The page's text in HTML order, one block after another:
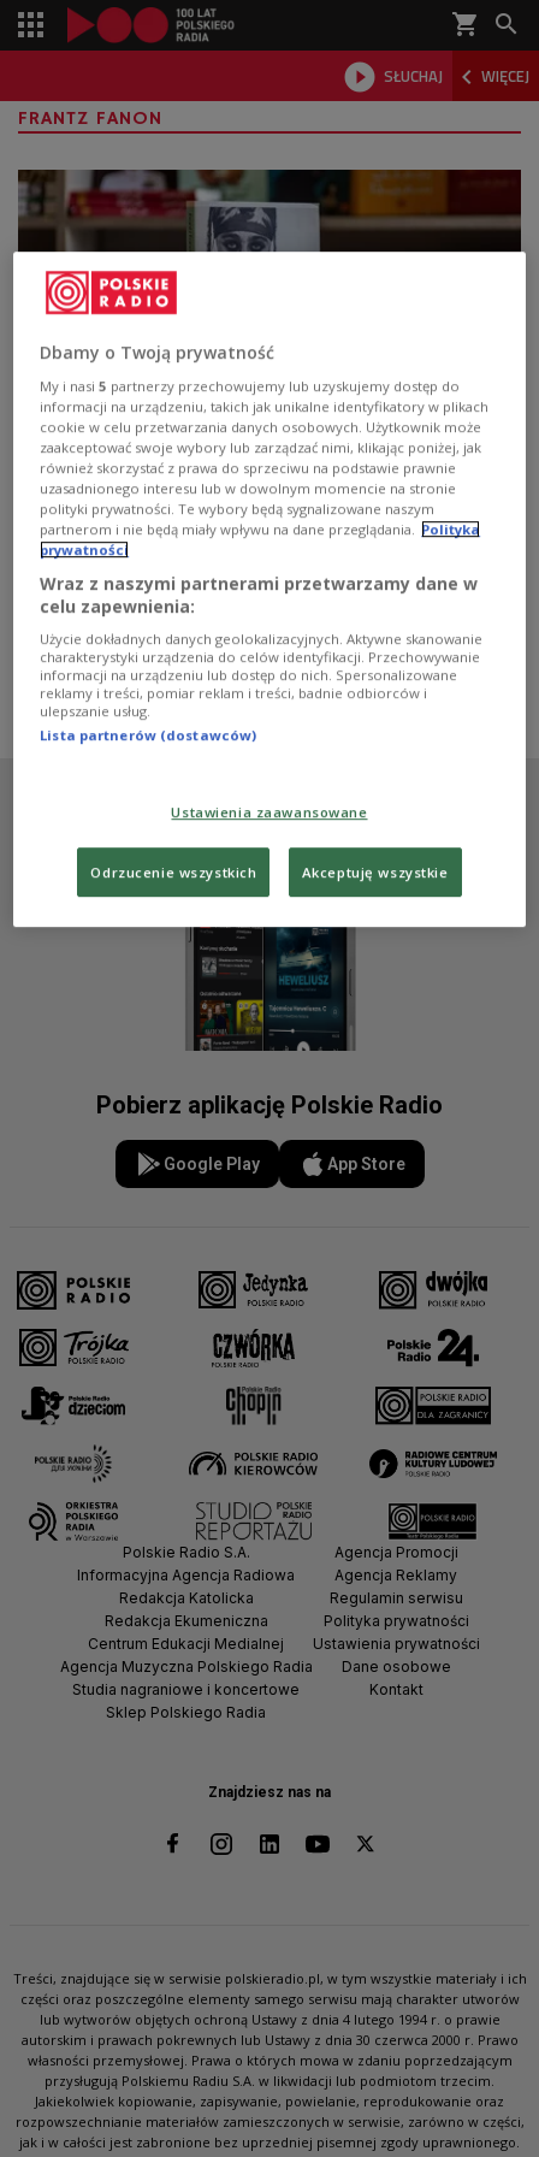
shopping_cart 
 SŁUCHAJ  WIĘCEJ

FRANTZ FANON
Ruch antykolonialny Frantza Fanona
Był filozofem i działaczem społecznym, ale także
psychiatrą. Pochodził z karaibskiej Martyniki, kształcił
się we Francji. Obserwował z bliska wydarzenia
algierskiej wojny o niepodległość. Publikował liczne
artykuły na temat rasizmu i kolonializmu, a jego
twórczość była inspiracją dla wielu pokoleń
intelektualistów. W "Połączeniu
międzynarodowym" mówiliśmy o Frantzu Fanonie.
Zobacz więcej na temat:Monika Zając
Algieria
Przemysław Wielgosz Dwójka
Pobierz aplikację Polskie Radio
Google Play App Store
Znajdziesz nas na
Polskie Radio S.A.
Informacyjna Agencja Radiowa
Redakcja Katolicka
Redakcja Ekumeniczna
Centrum Edukacji Medialnej
Agencja Muzyczna Polskiego Radia
Studia nagraniowe i koncertowe
Sklep Polskiego Radia
Agencja Promocji
Agencja Reklamy
Regulamin serwisu
Polityka prywatności
Ustawienia prywatności
Dane osobowe
Kontakt
Treści, znajdujące się w serwisie polskieradio.pl, w tym wszystkie materiały i ich
części oraz poszczególne elementy samego serwisu mają charakter utworów
lub wytworów objętych ochroną Ustawy z dnia 4 lutego 1994 r. o prawie
autorskim i prawach pokrewnych lub Ustawy z dnia 30 czerwca 2000 r. Prawo
własności przemysłowej. Prawa o których mowa w zdaniu poprzedzającym
przysługują Polskiemu Radiu S.A. w likwidacji lub podmiotom trzecim.
Jakiekolwiek kopiowanie, zapisywanie, powielanie, reprodukowanie oraz
rozpowszechnianie materiałów zamieszczonych w serwisie, zarówno w części,
jak i w całości jest zabronione bez uprzedniej pisemnej zgody uprawnionego.
Dbamy o Twoją prywatność
My i nasi5 partnerzy przechowujemy lub uzyskujemy dostęp do
informacji na urządzeniu, takich jak unikalne identyfikatory w plikach
cookie w celu przetwarzania danych osobowych. Użytkownik może
zaakceptować swoje wybory lub zarządzać nimi, klikając poniżej, jak
również skorzystać z prawa do sprzeciwu na podstawie prawnie
uzasadnionego interesu lub w dowolnym momencie na stronie
polityki prywatności. Te wybory będą sygnalizowane naszym
partnerom i nie będą miały wpływu na dane przeglądania. Polityka
prywatności
Wraz z naszymi partnerami przetwarzamy dane w
celu zapewnienia:
Użycie dokładnych danych geolokalizacyjnych. Aktywne skanowanie
charakterystyki urządzenia do celów identyfikacji. Przechowywanie
informacji na urządzeniu lub dostęp do nich. Spersonalizowane
reklamy i treści, pomiar reklam i treści, badnie odbiorców i
ulepszanie usług.
Lista partnerów (dostawców)
Ustawienia zaawansowane
Odrzucenie wszystkich Akceptuję wszystkie